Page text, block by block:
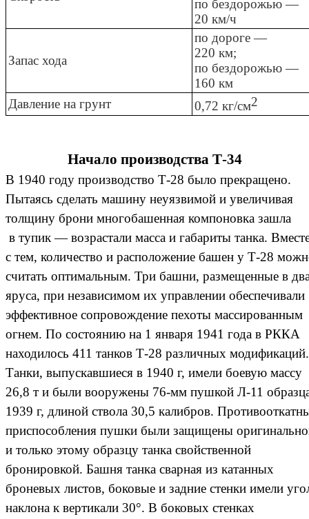
по бездорожью —
20 км/ч
Запас хода
по дороге —
220 км;
по бездорожью —
160 км
Давление на грунт
0,72 кг/см2
Начало производства Т-34
В 1940 году производство Т-28 было прекращено.
Пытаясь сделать машину неуязвимой и увеличивая
толщину брони многобашенная компоновка зашла
в тупик — возрастали масса и габариты танка.
с тем, количество и расположение башен у Т-28
считать оптимальным. Три башни, размещенные в
яруса, при независимом их управлении обеспечивали
эффективное сопровождение пехоты массированным
огнем. По состоянию на 1 января 1941 года в РККА
находилось 411 танков Т-28 различных модификаций.
Танки, выпускавшиеся в 1940 г, имели боевую массу
26,8 т и были вооружены 76-мм пушкой Л-11
1939 г, длиной ствола 30,5 калибров.
приспособления пушки были защищены
и только этому образцу танка свойственной
бронировкой. Башня танка сварная из катанных
броневых листов, боковые и задние стенки имели
наклона к вертикали 30°. В боковых стенках